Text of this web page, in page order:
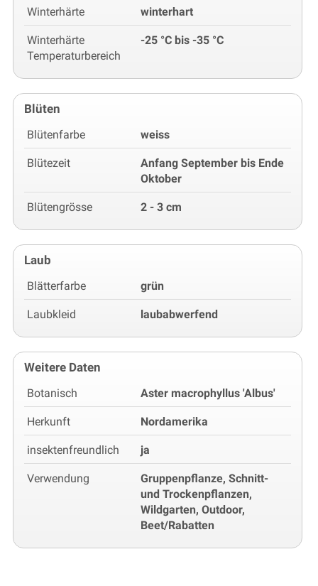
Winterhärte winterhart
Winterhärte
Temperaturbereich
-25 °C bis -35 °C
Blüten
Blütenfarbe weiss
Blütezeit
Anfang September bis Ende
Oktober
Blütengrösse 2 - 3 cm
Laub
Blätterfarbe grün
Laubkleid laubabwerfend
Weitere Daten
Botanisch Aster macrophyllus 'Albus'
Herkunft Nordamerika
insektenfreundlich ja
Verwendung
Gruppenpflanze, Schnitt-
und Trockenpflanzen,
Wildgarten, Outdoor,
Beet/Rabatten